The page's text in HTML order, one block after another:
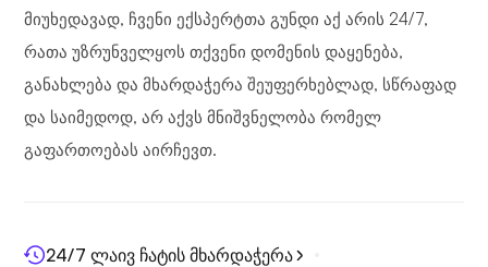
მიუხედავად, ჩვენი ექსპერტთა გუნდი აქ არის 24/7,
რათა უზრუნველყოს თქვენი დომენის დაყენება,
განახლება და მხარდაჭერა შეუფერხებლად, სწრაფად
და საიმედოდ, არ აქვს მნიშვნელობა რომელ
გაფართოებას აირჩევთ.
24/7 ლაივ ჩატის მხარდაჭერა